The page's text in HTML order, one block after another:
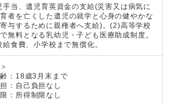
手当、遺児育英資金の支給(災害又は病気に
者を亡くした遺児の就学と心身の健やかな
与するために親権者へ支給)。(2)高等学校
無料となる乳幼児・子ども医療助成制度。
食費、小学校まで無償化。
： 18歳3月末まで
： 自己負担なし
： 所得制限なし